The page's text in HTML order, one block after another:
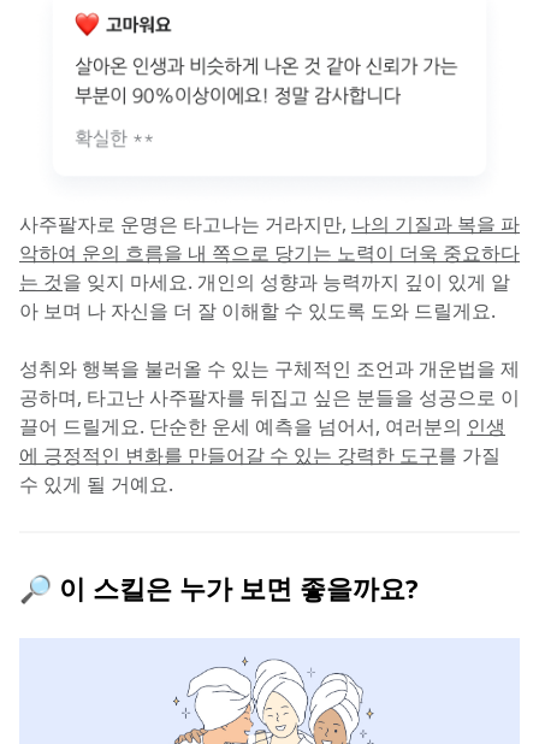
사주팔자로 운명은 타고나는 거라지만,  나의 기질과 복을 파
악하여 운의 흐름을 내 쪽으로 당기는 노력이 더욱 중요하다
는 것을 잊지 마세요. 개인의 성향과 능력까지 깊이 있게 알
아 보며 나 자신을 더 잘 이해할 수 있도록 도와 드릴게요.
성취와 행복을 불러올 수 있는 구체적인 조언과 개운법을 제
공하며, 타고난 사주팔자를 뒤집고 싶은 분들을 성공으로 이
끌어 드릴게요. 단순한 운세 예측을 넘어서, 여러분의 인생
에 긍정적인 변화를 만들어갈 수 있는 강력한 도구를 가질
수 있게 될 거예요.
🔎 이 스킬은 누가 보면 좋을까요?